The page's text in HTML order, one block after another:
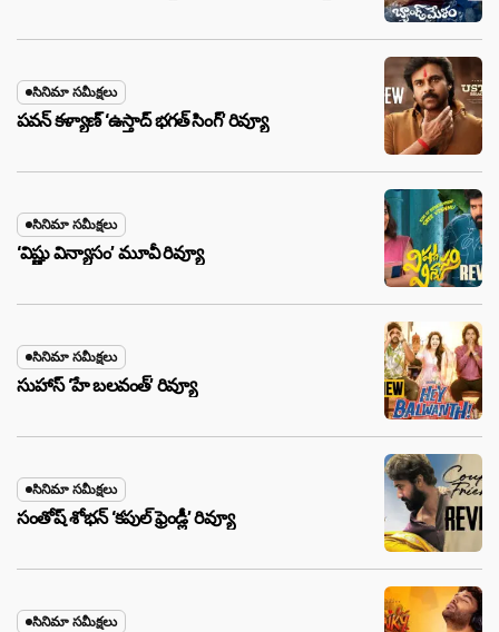
సినిమా సమీక్షలు
పవన్ కళ్యాణ్ ‘ఉస్తాద్ భ‌గ‌త్ సింగ్’ రివ్యూ
సినిమా సమీక్షలు
‘విష్ణు విన్యాసం’ మూవీ రివ్యూ
సినిమా సమీక్షలు
సుహాస్ ‘హే బలవంత్’ రివ్యూ
సినిమా సమీక్షలు
సంతోష్ శోభన్ ‘కపుల్ ఫ్రెండ్లీ’ రివ్యూ
సినిమా సమీక్షలు